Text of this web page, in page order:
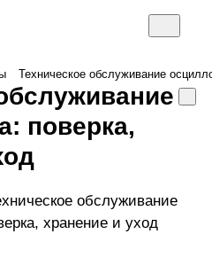
Техническое обслуживание
поверка,